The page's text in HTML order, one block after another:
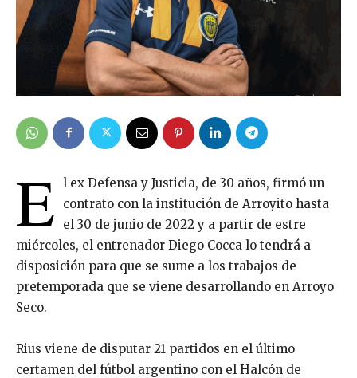
E l ex Defensa y Justicia, de 30 años, firmó un
contrato con la institución de Arroyito hasta
el 30 de junio de 2022 y a partir de estre
miércoles, el entrenador Diego Cocca lo tendrá a
disposición para que se sume a los trabajos de
pretemporada que se viene desarrollando en Arroyo
Seco.
Rius viene de disputar 21 partidos en el último
certamen del fútbol argentino con el Halcón de